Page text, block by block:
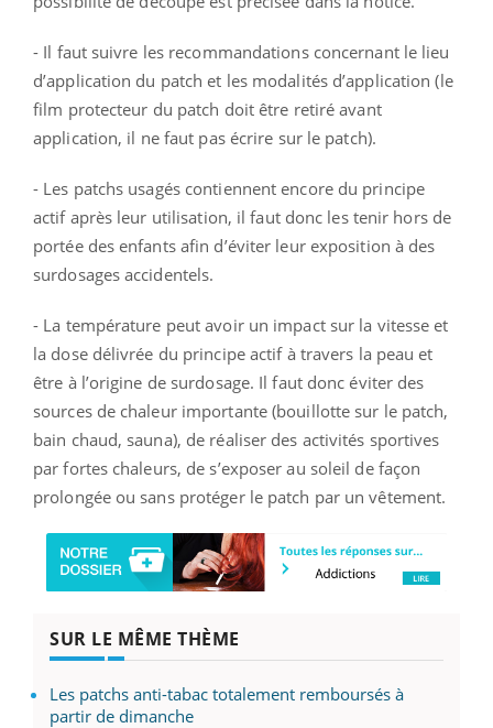
- Il faut suivre les recommandations concernant le lieu
d’application du patch et les modalités d’application (le
film protecteur du patch doit être retiré avant
application, il ne faut pas écrire sur le patch).
- Les patchs usagés contiennent encore du principe
actif après leur utilisation, il faut donc les tenir hors de
portée des enfants afin d’éviter leur exposition à des
surdosages accidentels.
- La température peut avoir un impact sur la vitesse et
la dose délivrée du principe actif à travers la peau et
être à l’origine de surdosage. Il faut donc éviter des
sources de chaleur importante (bouillotte sur le patch,
bain chaud, sauna), de réaliser des activités sportives
par fortes chaleurs, de s’exposer au soleil de façon
prolongée ou sans protéger le patch par un vêtement.
SUR LE MÊME THÈME
Les patchs anti-tabac totalement remboursés à
partir de dimanche